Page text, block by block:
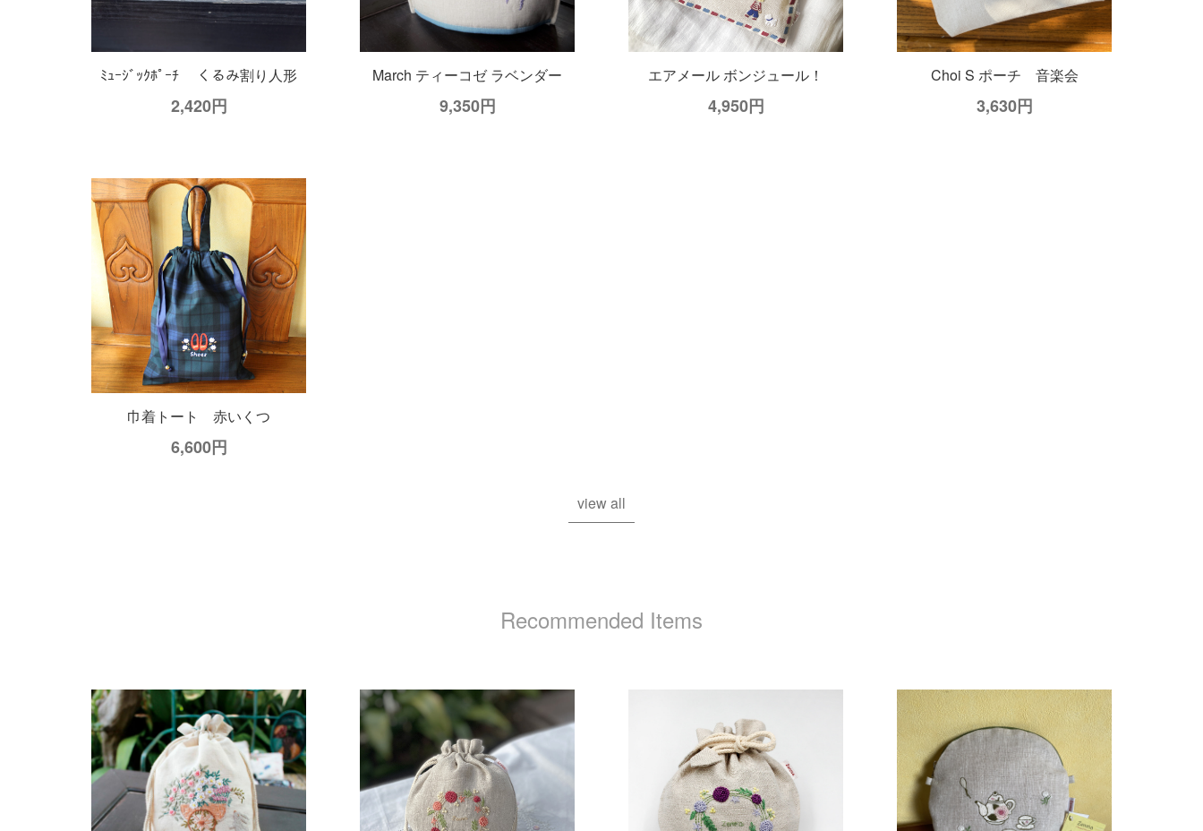
ﾐｭｰｼﾞｯｸﾎﾟｰﾁ くるみ割り人形
2,420円
March ティーコゼ ラベンダー
9,350円
エアメール ボンジュール！
4,950円
Choi S ポーチ 音楽会
3,630円
巾着トート 赤いくつ
6,600円
view all
ビーズと刺繍のバッグ フォレス
ト
花刺繍の大きなバッグ
9,900円
トートバッグ すずらん
5,500円
ラウンドポーチ すずらん
3,850円
Recommended Items